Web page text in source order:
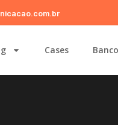
Cases